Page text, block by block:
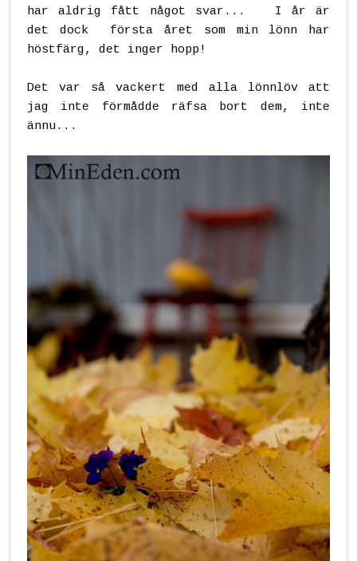
har aldrig fått något svar... I år är
det dock första året som min lönn har
höstfärg, det inger hopp!
Det var så vackert med alla lönnlöv att
jag inte förmådde räfsa bort dem, inte
ännu...